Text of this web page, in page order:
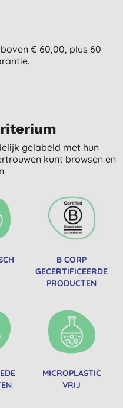
€ 60,00, plus 60
gelabeld met hun
kunt browsen en
B CORP
GECERTIFICEERDE
PRODUCTEN
MICROPLASTIC
VRIJ